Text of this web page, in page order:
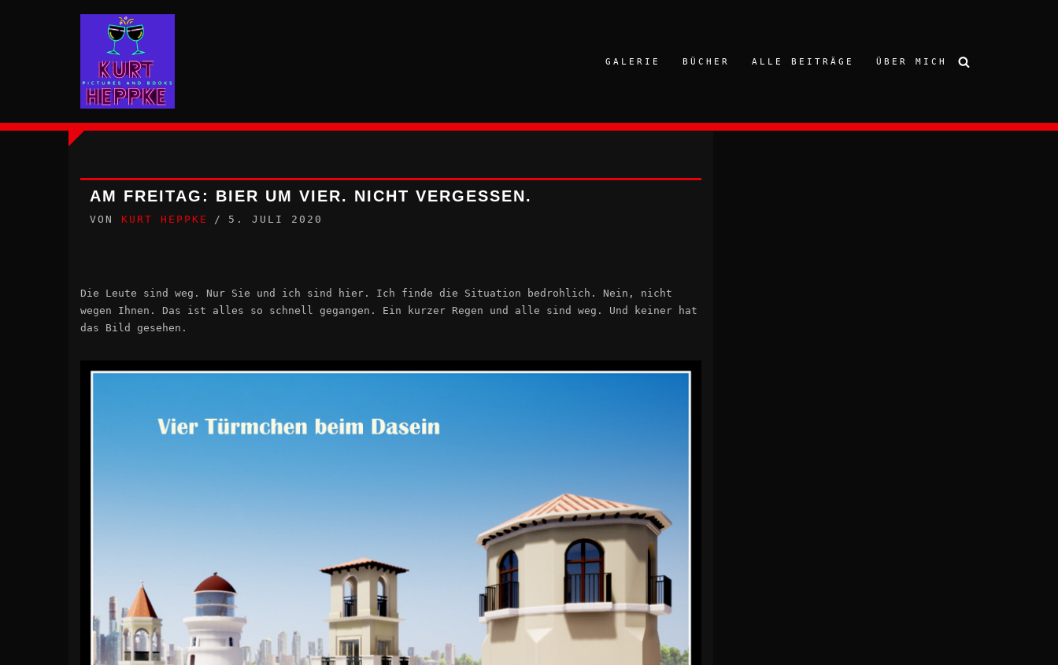
GALERIE BÜCHER ALLE BEITRÄGE ÜBER MICH
AM FREITAG: BIER UM VIER. NICHT VERGESSEN.
VON KURT HEPPKE 5. JULI 2020
Die Leute sind weg. Nur Sie und ich sind hier. Ich finde die Situation bedrohlich. Nein, nicht
wegen Ihnen. Das ist alles so schnell gegangen. Ein kurzer Regen und alle sind weg. Und keiner hat
das Bild gesehen.